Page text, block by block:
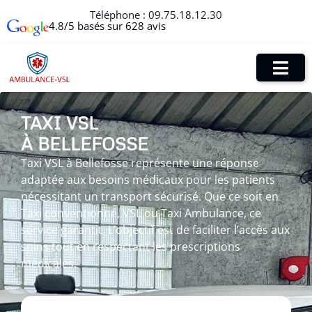
Téléphone : 09.75.18.12.30
4.8/5 basés sur 628 avis
TAXI VSL
À BELLEFOSSE
Taxi VSL à Bellefosse représente une réponse
adaptée aux besoins médicaux pour les patients
nécessitant un transport sécurisé. Que ce soit en
Taxi conventionné, VSL ou Taxi Ambulance, ce
service garantit. L’objectif est de faciliter l’accès aux
soins tout en respectant les prescriptions
médicales.